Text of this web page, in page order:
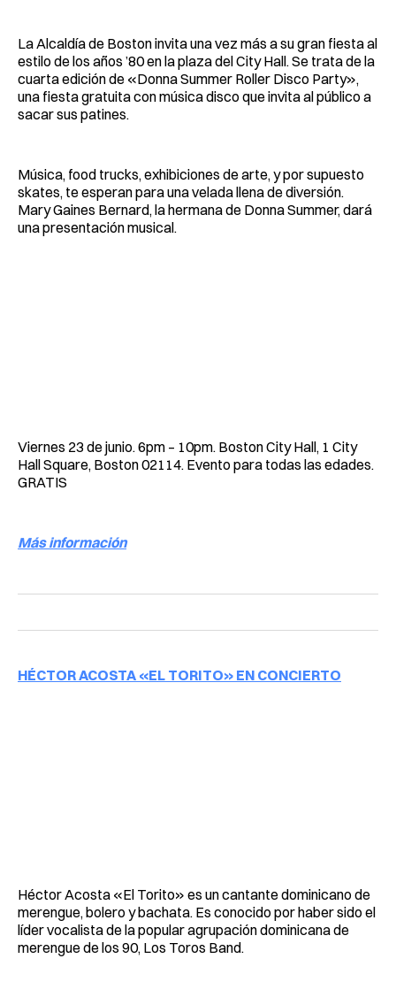
La Alcaldía de Boston invita una vez más a su gran fiesta al
estilo de los años ’80 en la plaza del City Hall. Se trata de la
cuarta edición de «Donna Summer Roller Disco Party»,
una fiesta gratuita con música disco que invita al público a
sacar sus patines.
Música, food trucks, exhibiciones de arte, y por supuesto
skates, te esperan para una velada llena de diversión.
Mary Gaines Bernard, la hermana de Donna Summer, dará
una presentación musical.
Viernes 23 de junio. 6pm – 10pm. Boston City Hall, 1 City
Hall Square, Boston 02114. Evento para todas las edades.
GRATIS
Más información
HÉCTOR ACOSTA «EL TORITO» EN CONCIERTO
Héctor Acosta «El Torito» es un cantante dominicano de
merengue, bolero y bachata. Es conocido por haber sido el
líder vocalista de la popular agrupación dominicana de
merengue de los 90, Los Toros Band.